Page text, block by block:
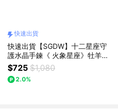
快速出貨
快速出貨【SGDW】十二星座守
護水晶手鍊《 火象星座》牡羊/
獅子/射手座
$725 $1,080
2.0%